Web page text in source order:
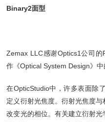
Binary2面型
Zemax LLC感谢Optics1公司
作《Optical System Design》中
在OpticStudio中，许多表面除
定义衍射光焦度。衍射光焦度
改变光的相位。有关建立衍射光